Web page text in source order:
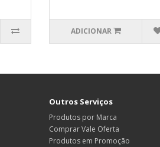
ADICIONAR
Outros Serviços
Produtos por Marca
Comprar Vale Oferta
Produtos em Promoção